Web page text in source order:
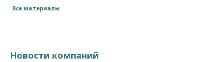
Все материалы
Новости компаний